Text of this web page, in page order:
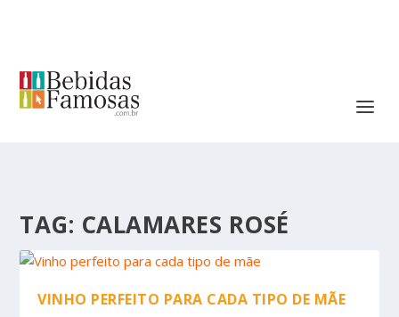
TAG: CALAMARES ROSÉ
VINHO PERFEITO PARA CADA TIPO DE MÃE